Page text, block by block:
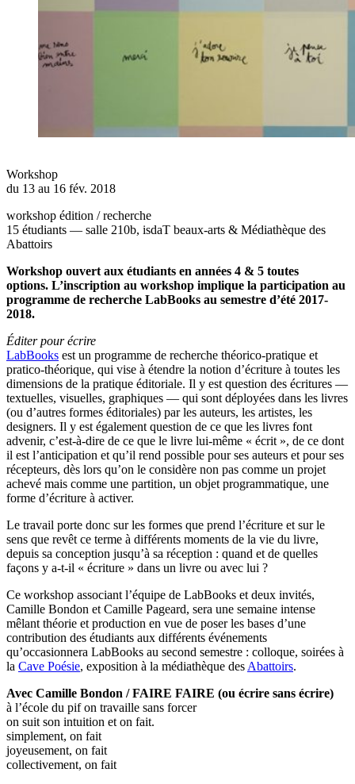
Workshop
du 13 au 16 fév. 2018
workshop édition / recherche
15 étudiants — salle 210b, isdaT beaux-arts & Médiathèque des
Abattoirs
Workshop ouvert aux étudiants en années 4 & 5 toutes
options. L’inscription au workshop implique la participation au
programme de recherche LabBooks au semestre d’été 2017-
2018.
Éditer pour écrire
LabBooks est un programme de recherche théorico-pratique et
pratico-théorique, qui vise à étendre la notion d’écriture à toutes les
dimensions de la pratique éditoriale. Il y est question des écritures —
textuelles, visuelles, graphiques — qui sont déployées dans les livres
(ou d’autres formes éditoriales) par les auteurs, les artistes, les
designers. Il y est également question de ce que les livres font
advenir, c’est-à-dire de ce que le livre lui-même « écrit », de ce dont
il est l’anticipation et qu’il rend possible pour ses auteurs et pour ses
récepteurs, dès lors qu’on le considère non pas comme un projet
achevé mais comme une partition, un objet programmatique, une
forme d’écriture à activer.
Le travail porte donc sur les formes que prend l’écriture et sur le
sens que revêt ce terme à différents moments de la vie du livre,
depuis sa conception jusqu’à sa réception : quand et de quelles
façons y a-t-il « écriture » dans un livre ou avec lui ?
Ce workshop associant l’équipe de LabBooks et deux invités,
Camille Bondon et Camille Pageard, sera une semaine intense
mêlant théorie et production en vue de poser les bases d’une
contribution des étudiants aux différents événements
qu’occasionnera LabBooks au second semestre : colloque, soirées à
la Cave Poésie, exposition à la médiathèque des Abattoirs.
Avec Camille Bondon / FAIRE FAIRE (ou écrire sans écrire)
à l’école du pif on travaille sans forcer
on suit son intuition et on fait.
simplement, on fait
joyeusement, on fait
collectivement, on fait